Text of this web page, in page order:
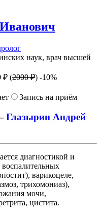
наук, врач высшей
₽ (2000 ₽) -10%
Запись на приём
Глазырин Андрей
диагностикой и
варикоцеле,
трихомониаз),
мочи,
цистита.